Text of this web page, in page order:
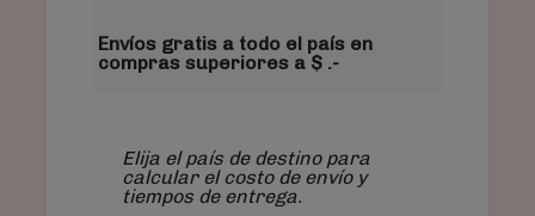
Envíos gratis a todo el país en
compras superiores a $ .-
Elija el país de destino para
calcular el costo de envío y
tiempos de entrega.